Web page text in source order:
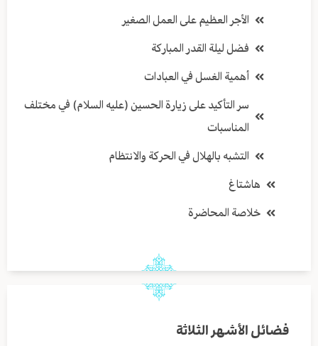
الأجر العظيم على العمل الصغير
فضل ليلة القدر المباركة
أهمية الغسل في العبادات
سر التأكيد على زيارة الحسين (عليه السلام) في مختلف
المناسبات
التشبه بالهلال في الحركة والانتظام
هاشتاغ
خلاصة المحاضرة
فضائل الأشهر الثلاثة